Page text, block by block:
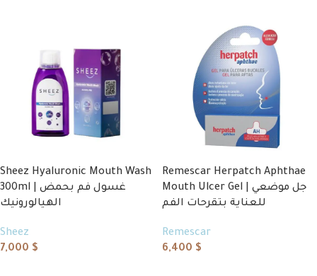
Sheez Hyaluronic Mouth Wash
300ml | غسول فم بحمض
الهيالورونيك
Sheez
7,000 $
Remescar Herpatch Aphthae
Mouth Ulcer Gel | جل موضعي
للعناية بتقرحات الفم
Remescar
6,400 $